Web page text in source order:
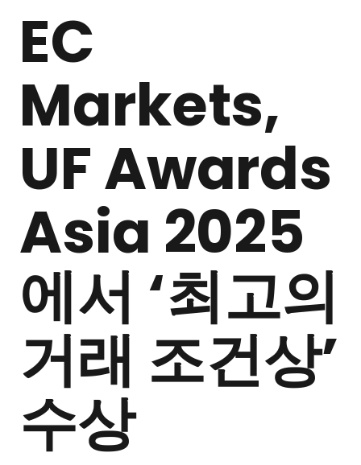
EC
Markets,
UF Awards
Asia 2025
에서 ‘최고의
거래 조건상’
수상